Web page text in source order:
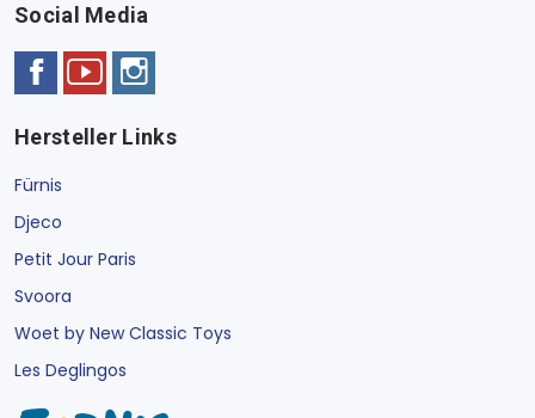
Social Media
Hersteller Links
Fürnis
Djeco
Petit Jour Paris
Svoora
Woet by New Classic Toys
Les Deglingos